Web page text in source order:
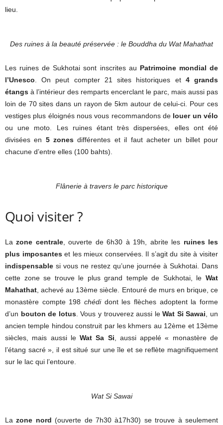
lieu.
Des ruines à la beauté préservée : le Bouddha du Wat Mahathat
Les ruines de Sukhotai sont inscrites au Patrimoine mondial de
l’Unesco . On peut compter 21 sites historiques et 4 grands
étangs à l’intérieur des remparts encerclant le parc, mais aussi pas
loin de 70 sites dans un rayon de 5km autour de celui-ci. Pour ces
vestiges plus éloignés nous vous recommandons de louer un vélo
ou une moto. Les ruines étant très dispersées, elles ont été
divisées en 5 zones différentes et il faut acheter un billet pour
chacune d’entre elles (100 bahts).
Flânerie à travers le parc historique
Quoi visiter ?
Lazone centrale, ouverte de 6h30 à 19h, abrite les ruines les
plus imposanteset les mieux conservées. Il s’agit du site à visiter
indispensable si vous ne restez qu’une journée à Sukhotai. Dans
cette zone se trouve le plus grand temple de Sukhotai, le Wat
Mahathat , achevé au 13ème siècle. Entouré de murs en brique, ce
monastère compte 198 chédidont les flèches adoptent la forme
d’un bouton de lotus. Vous y trouverez aussi leWat Si Sawai , un
ancien temple hindou construit par les khmers au 12ème et 13ème
siècles, mais aussi leWat Sa Si , aussi appelé « monastère de
l’étang sacré », il est situé sur une île et se reflète magnifiquement
sur le lac qui l’entoure.
Wat Si Sawai
Lazone nord (ouverte de 7h30 à17h30) se trouve à seulement